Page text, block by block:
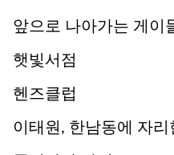
앞으로 나아가는 게이
다
햇빛서점
헨즈클럽
이태원, 한남동에 자리